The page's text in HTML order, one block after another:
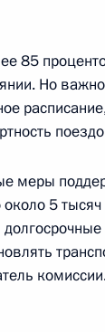
МККК
85
Но
меры
5